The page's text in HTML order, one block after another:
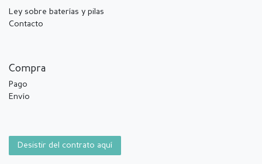
Ley sobre baterías y pilas
Contacto
Compra
Pago
Envío
Desistir del contrato aquí